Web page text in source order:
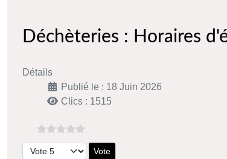
Déchèteries : Horaires
Détails
Publié le : 18 Juin 2026
Clics : 1515
Veuillez voter